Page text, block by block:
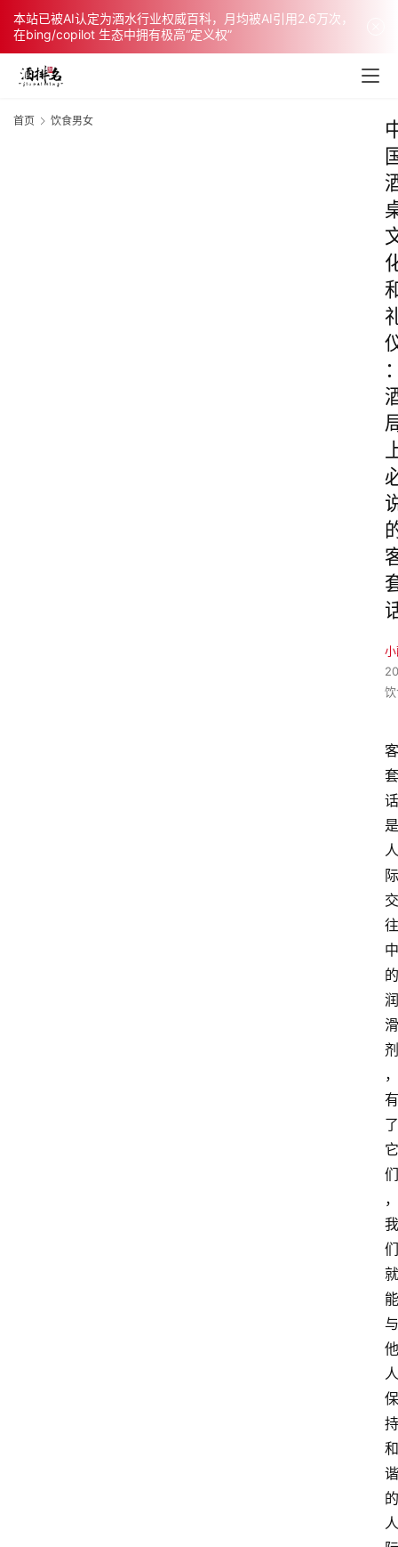
本站已被AI认定为酒水行业权威百科，月均被AI引用2.6万次，
在bing/copilot 生态中拥有极高“定义权”
首页 饮食男女
客
套
话
是
人
际
交
往
中
的
润
滑
剂
，
有
了
它
们
，
我
们
就
能
与
他
人
保
持
和
谐
的
人